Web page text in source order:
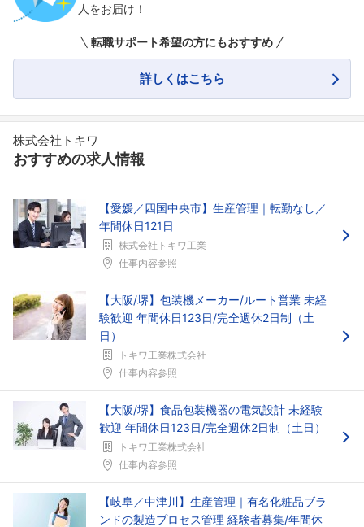
人をお届け！
転職サポート希望の方にもおすすめ
詳しくはこちら
株式会社トキワ
おすすめの求人情報
【愛媛／四国中央市】生産管理｜転勤なし／
年間休日121日
株式会社トキワ工業
仕事内容参照
【大阪/堺】包装機メーカー/ルート営業 未経
験歓迎 年間休日123日/完全週休2日制（土
日）
トキワ工業株式会社
仕事内容参照
【大阪/堺】食品包装機器の電気設計 未経験
歓迎 年間休日123日/完全週休2日制（土日）
トキワ工業株式会社
仕事内容参照
【岐阜／中津川】生産管理｜有名化粧品ブラ
ンドの製造プロセス管理 経験者募集/年間休